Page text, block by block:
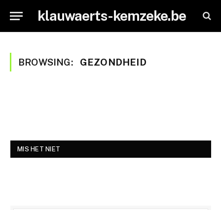
klauwaerts-kemzeke.be
BROWSING: GEZONDHEID
MIS HET NIET